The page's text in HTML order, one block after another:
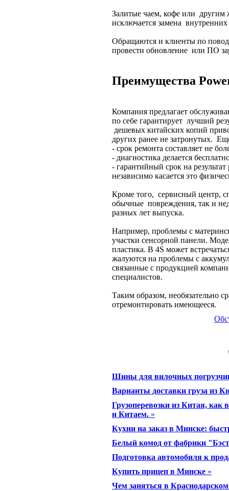
Залитые чаем, кофе или
исключается замена
Обращаются и клиенты по
провести обновление или ПО
Преимущества
Компания предлагает
по себе гарантирует лучший
дешевых китайских копий
других ранее не затронутых.
- срок ремонта составляет не
- диагностика делается
- гарантийный срок на
независимо касается это
Кроме того, сервисный центр,
обычные повреждения, так и
разных лет выпуска.
Например, проблемы с
участки сенсорной панели.
пластика. В 4S может
жалуются на проблемы с
связанные с продукцией
специалистов.
Таким образом, необязательно
отремонтировать имеющееся.
Шины для вилочных
Варианты доставки груза из
Грузоперевозки из Китая, как
и Китаем. »
Кухни на заказ в Минске:
Белый комод от фабрики
Подготовка автомобиля к
Купить прицеп в Минске »
Чем заняться в